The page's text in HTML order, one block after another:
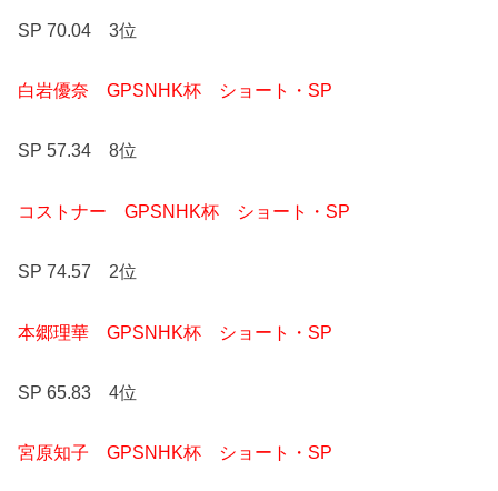
SP 70.04 3位
白岩優奈 GPSNHK杯 ショート・SP
SP 57.34 8位
コストナー GPSNHK杯 ショート・SP
SP 74.57 2位
本郷理華 GPSNHK杯 ショート・SP
SP 65.83 4位
宮原知子 GPSNHK杯 ショート・SP